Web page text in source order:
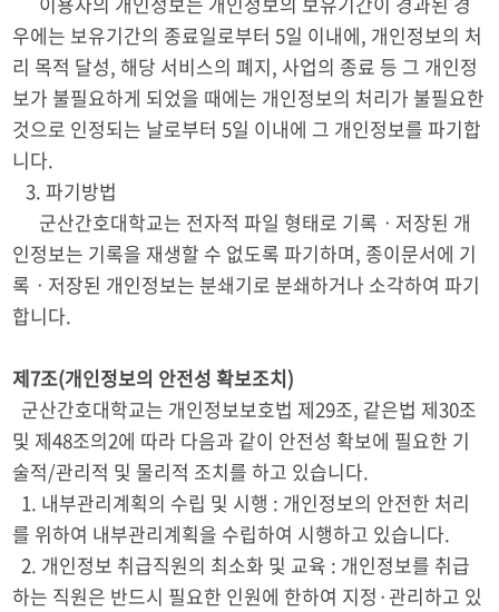
우에는 보유기간의 종료일로부터 5일 이내에, 개인정보의 처
리 목적 달성, 해당 서비스의 폐지, 사업의 종료 등 그 개인정
보가 불필요하게 되었을 때에는 개인정보의 처리가 불필요한
것으로 인정되는 날로부터 5일 이내에 그 개인정보를 파기합
니다.
3. 파기방법
군산간호대학교는 전자적 파일 형태로 기록ㆍ저장된 개
인정보는 기록을 재생할 수 없도록 파기하며, 종이문서에 기
록ㆍ저장된 개인정보는 분쇄기로 분쇄하거나 소각하여 파기
합니다.
제7조(개인정보의 안전성 확보조치)
군산간호대학교는 개인정보보호법 제29조, 같은법 제30조
및 제48조의2에 따라 다음과 같이 안전성 확보에 필요한 기
술적/관리적 및 물리적 조치를 하고 있습니다.
1. 내부관리계획의 수립 및 시행 : 개인정보의 안전한 처리
를 위하여 내부관리계획을 수립하여 시행하고 있습니다.
2. 개인정보 취급직원의 최소화 및 교육 : 개인정보를 취급
하는 직원은 반드시 필요한 인원에 한하여 지정·관리하고 있